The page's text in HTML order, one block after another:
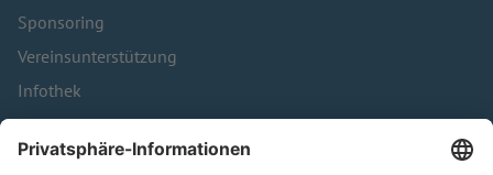
Sponsoring
Vereinsunterstützung
Infothek
Kontakt